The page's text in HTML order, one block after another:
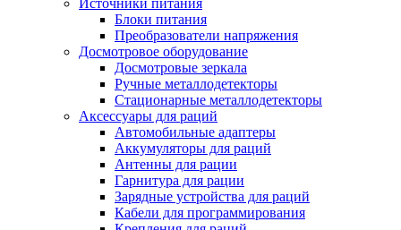
Источники питания
Блоки питания
Преобразователи напряжения
Досмотровое оборудование
Досмотровые зеркала
Ручные металлодетекторы
Стационарные металлодетекторы
Аксессуары для раций
Автомобильные адаптеры
Аккумуляторы для раций
Антенны для рации
Гарнитура для рации
Зарядные устройства для раций
Кабели для программирования